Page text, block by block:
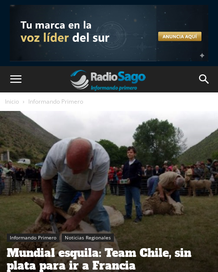
Inicio Informando Primero
Informando Primero Noticias Regionales
Mundial esquila: Team Chile, sin
plata para ir a Francia